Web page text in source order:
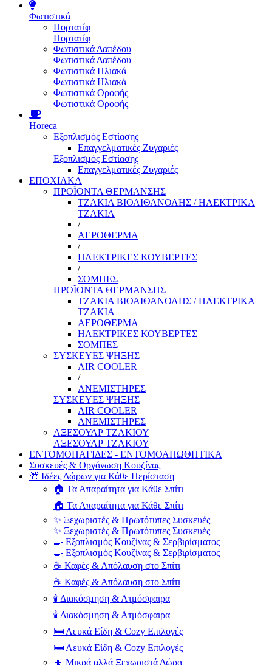
Φωτιστικά
Πορτατίφ
Πορτατίφ
Φωτιστικά Δαπέδου
Φωτιστικά Δαπέδου
Φωτιστικά Ηλιακά
Φωτιστικά Ηλιακά
Φωτιστικά Οροφής
Φωτιστικά Οροφής
Horeca
Εξοπλισμός Εστίασης
Επαγγελματικές Ζυγαριές
Εξοπλισμός Εστίασης
Επαγγελματικές Ζυγαριές
ΕΠΟΧΙΑΚΑ
ΠΡΟΪΟΝΤΑ ΘΕΡΜΑΝΣΗΣ
ΤΖΑΚΙΑ ΒΙΟΑΙΘΑΝΟΛΗΣ / ΗΛΕΚΤΡΙΚΑ
ΤΖΑΚΙΑ
/
ΑΕΡΟΘΕΡΜΑ
/
ΗΛΕΚΤΡΙΚΕΣ ΚΟΥΒΕΡΤΕΣ
/
ΣΟΜΠΕΣ
ΠΡΟΪΟΝΤΑ ΘΕΡΜΑΝΣΗΣ
ΤΖΑΚΙΑ ΒΙΟΑΙΘΑΝΟΛΗΣ / ΗΛΕΚΤΡΙΚΑ
ΤΖΑΚΙΑ
ΑΕΡΟΘΕΡΜΑ
ΗΛΕΚΤΡΙΚΕΣ ΚΟΥΒΕΡΤΕΣ
ΣΟΜΠΕΣ
ΣΥΣΚΕΥΕΣ ΨΗΞΗΣ
AIR COOLER
/
ΑΝΕΜΙΣΤΗΡΕΣ
ΣΥΣΚΕΥΕΣ ΨΗΞΗΣ
AIR COOLER
ΑΝΕΜΙΣΤΗΡΕΣ
ΑΞΕΣΟΥΑΡ ΤΖΑΚΙΟΥ
ΑΞΕΣΟΥΑΡ ΤΖΑΚΙΟΥ
ΕΝΤΟΜΟΠΑΓΙΔΕΣ - ΕΝΤΟΜΟΑΠΩΘΗΤΙΚΑ
Συσκευές & Οργάνωση Κουζίνας
🎁 Ιδέες Δώρων για Κάθε Περίσταση
🏠 Τα Απαραίτητα για Κάθε Σπίτι
🏠 Τα Απαραίτητα για Κάθε Σπίτι
✨ Ξεχωριστές & Πρωτότυπες Συσκευές
✨ Ξεχωριστές & Πρωτότυπες Συσκευές
🍳 Εξοπλισμός Κουζίνας & Σερβιρίσματος
🍳 Εξοπλισμός Κουζίνας & Σερβιρίσματος
☕ Καφές & Απόλαυση στο Σπίτι
☕ Καφές & Απόλαυση στο Σπίτι
🕯️ Διακόσμηση & Ατμόσφαιρα
🕯️ Διακόσμηση & Ατμόσφαιρα
🛏️ Λευκά Είδη & Cozy Επιλογές
🛏️ Λευκά Είδη & Cozy Επιλογές
🎀 Μικρά αλλά Ξεχωριστά Δώρα